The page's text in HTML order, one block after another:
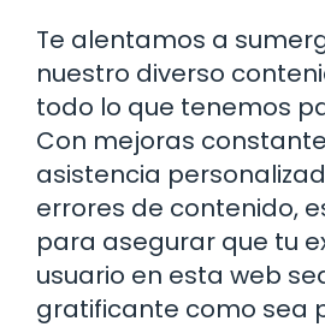
Te alentamos a
nuestro diverso
todo lo que tenemos
Con mejoras
asistencia
errores de contenido,
para asegurar que tu
usuario en esta web
gratificante como sea